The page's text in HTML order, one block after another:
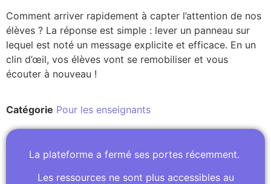
Comment arriver rapidement à capter l’attention de nos
élèves ? La réponse est simple : lever un panneau sur
lequel est noté un message explicite et efficace. En un
clin d’œil, vos élèves vont se remobiliser et vous
écouter à nouveau !
Catégorie Pour les enseignants
La plateforme a fermé ses portes récemment.
Les ressources ne sont plus accessibles au